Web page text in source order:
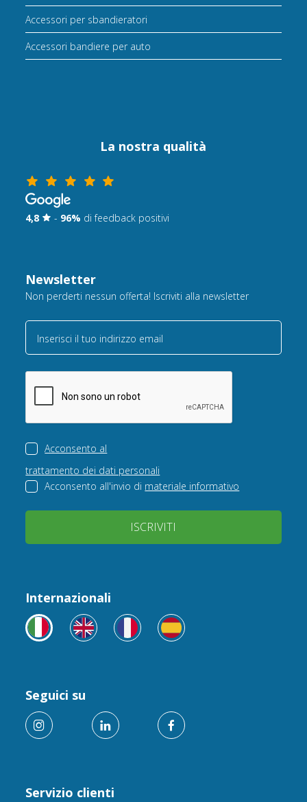
Accessori per sbandieratori
Accessori bandiere per auto
La nostra qualità
4,8 - 96% di feedback positivi
Newsletter
Non perderti nessun offerta! Iscriviti alla newsletter
Inserisci il tuo indirizzo email
Acconsento al
trattamento dei dati personali
Acconsento all'invio di materiale informativo
ISCRIVITI
Servizio clienti
Internazionali
Seguici su